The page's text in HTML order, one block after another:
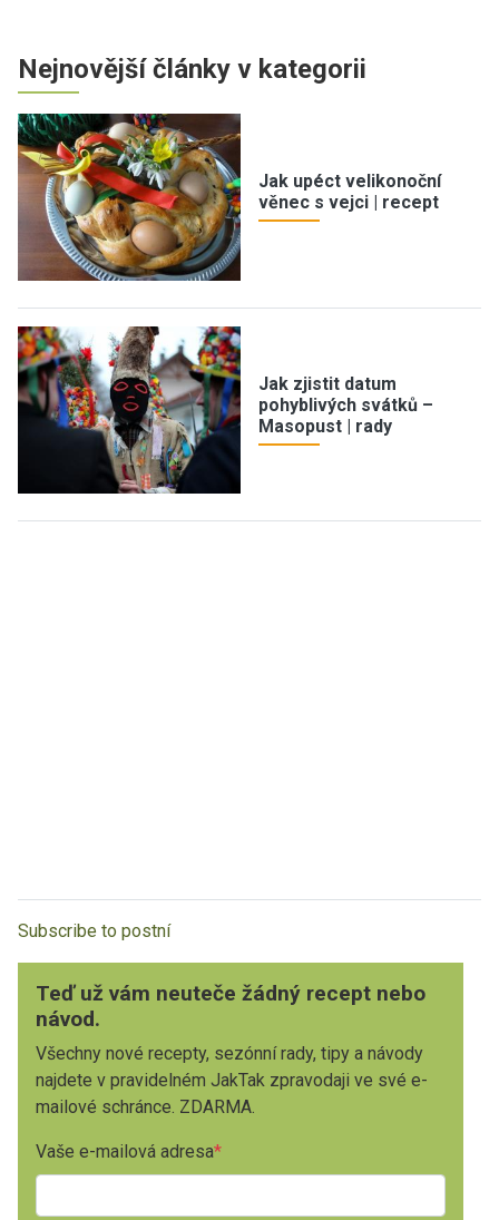
Nejnovější články v kategorii
Jak upéct velikonoční
věnec s vejci | recept
Jak zjistit datum
pohyblivých svátků –
Masopust | rady
Subscribe to postní
Teď už vám neuteče žádný recept nebo
návod.
Všechny nové recepty, sezónní rady, tipy a návody
najdete v pravidelném JakTak zpravodaji ve své e-
mailové schránce. ZDARMA.
Vaše e-mailová adresa